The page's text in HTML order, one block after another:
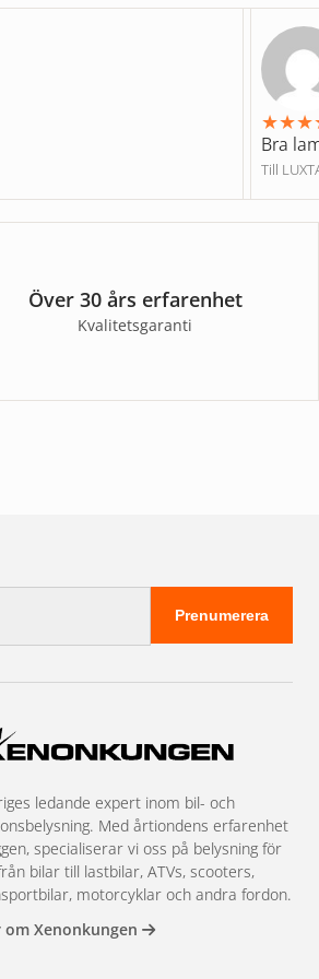
★★★
Bra
Till
Över 30 års erfarenhet
Kvalitetsgaranti
Prenumerera
ledande expert inom bil- och
Med årtiondens erfarenhet
specialiserar vi oss på belysning för
bilar till lastbilar, ATVs, scooters,
motorcyklar och andra fordon.
om Xenonkungen